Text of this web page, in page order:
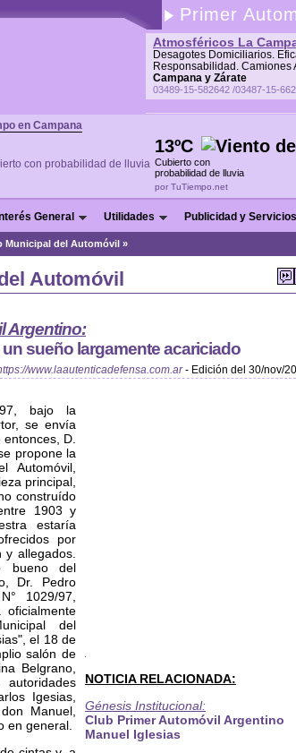
Primer
Atmosféricos La
Desagotes Domiciliarios.
Responsabilidad. Camiones
Campana y Zárate
03489-15-582642 /03487-15-
en Campana
13ºC
Cubierto con
probabilidad de lluvia
por TuTiempo.net
General Utilidades Publicidad y Servicios
Municipal del Automóvil »
Automóvil
Argentino:
sueño largamente acariciado
www.laautenticadefensa.com.ar- Edición del 30/nov/
NOTICIA RELACIONADA:
Génesis Institucional:
Club Primer Automóvil Argentino
Manuel Iglesias
bajo la
se envía
D.
propone la
Automóvil,
principal,
construído
1903 y
estaría
por
allegados.
bueno del
Dr. Pedro
1029/97,
oficialmente
del
el 18 de
salón de
Belgrano,
Igesias,
Manuel,
en general.